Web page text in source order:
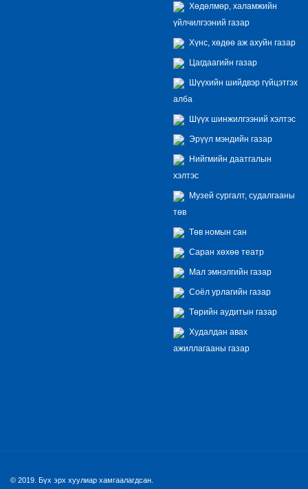
Хөдөлмөр, халамжийн
үйлчилгээний газар
Хүнс, хөдөө аж ахуйн газар
Цагдаагийн газар
Шүүхийн шийдвэр гүйцэтгэх
алба
Шүүх шинжилгээний хэлтэс
Эрүүл мэндийн газар
Нийгмийн даатгалын
хэлтэс
Музей сургалт, судалгааны
төв
Төв номын сан
Саран хөхөө театр
Мал эмнэлгийн газар
Соёл урлагийн газар
Төрийн аудитын газар
Худалдан авах
ажиллагааны газар
© 2019. Бүх эрх хуулиар хамгаалагдсан.